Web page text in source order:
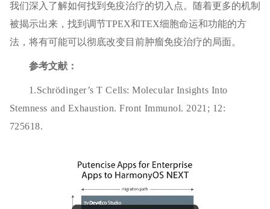
我们深入了解如何找到免疫治疗的切入点。随着更多的机制
被揭示出来，找到调节TPEX和TEX细胞命运和功能的方
法，将有可能可以彻底改变目前肿瘤免疫治疗的局面。
参考文献：
1.Schrödinger’s T Cells: Molecular Insights Into
Stemness and Exhaustion. Front Immunol. 2021; 12:
725618.